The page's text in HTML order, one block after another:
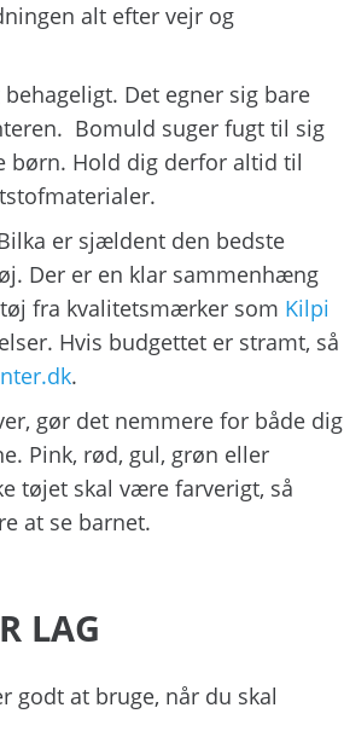
alt efter vejr og
Det egner sig bare
Bomuld suger fugt til sig
børn. Hold dig derfor altid til
er sjældent den bedste
Der er en klar sammenhæng
fra kvalitetsmærker som Kilpi
Hvis budgettet er stramt, så
.
gør det nemmere for både dig
Pink, rød, gul, grøn eller
tøjet skal være farverigt, så
at se barnet.
LAG
godt at bruge, når du skal